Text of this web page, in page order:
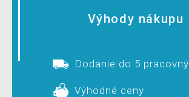
Výhody nákupu
Dodanie do 5
Výhodné ceny